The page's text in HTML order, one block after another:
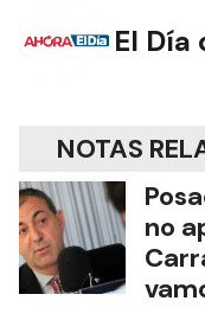
El Día
NOTAS
no